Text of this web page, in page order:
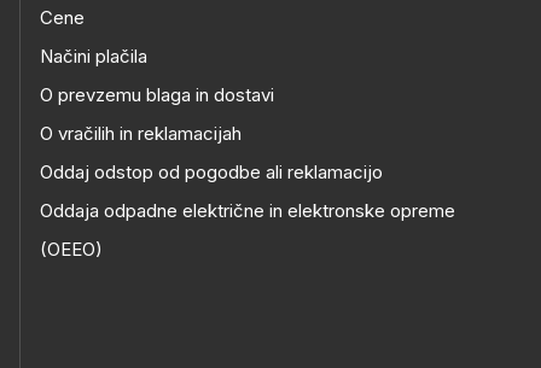
Cene
Načini plačila
O prevzemu blaga in dostavi
O vračilih in reklamacijah
Oddaj odstop od pogodbe ali reklamacijo
Oddaja odpadne električne in elektronske opreme
(OEEO)